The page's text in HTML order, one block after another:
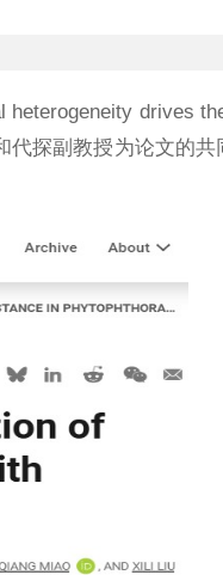
drives
代探副教授为论文的共